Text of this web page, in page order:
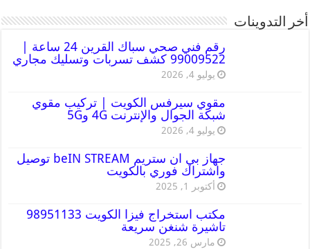
أخر التدوينات
رقم فني صحي سباك القرين 24 ساعة |
99009522 كشف تسربات وتسليك مجاري
يوليو 4, 2026
مقوي سيرفس الكويت | تركيب مقوي
شبكة الجوال والإنترنت 4G و5G
يوليو 4, 2026
جهاز بي ان ستريم beIN STREAM توصيل
واشتراك فوري بالكويت
أكتوبر 1, 2025
مكتب استخراج فيزا الكويت 98951133
تاشيرة شنغن سريعة
مارس 26, 2025